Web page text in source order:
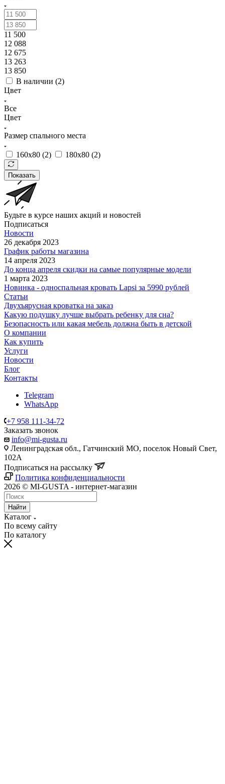
11 500
12 088
12 675
13 263
13 850
В наличии (2)
Цвет
Все
Цвет
Размер спального места
160х80 (2) 180х80 (2)
Показать
Будьте в курсе наших акций и новостей
Подписаться
Новости
26 декабря 2023
График работы магазина
14 апреля 2023
До конца апреля скидки на самые популярные модели
1 марта 2023
Новинка - односпальная кровать Lapsi за 5990 рублей
Статьи
Двухъярусная кроватка на заказ
Какую подушку лучше выбрать ребенку для сна?
Безопасность или какая мебель должна быть в детской
О компании
Как купить
Услуги
Новости
Блог
Контакты
Telegram
WhatsApp
+7 958 111-34-72
Заказать звонок
info@mi-gusta.ru
Ленинградская обл., Гатчинский МО, поселок Новый Свет,
102А
Подписаться на рассылку
Политика конфиденциальности
2026 © MI-GUSTA - интернет-магазин
Найти
Каталог
По всему сайту
По каталогу